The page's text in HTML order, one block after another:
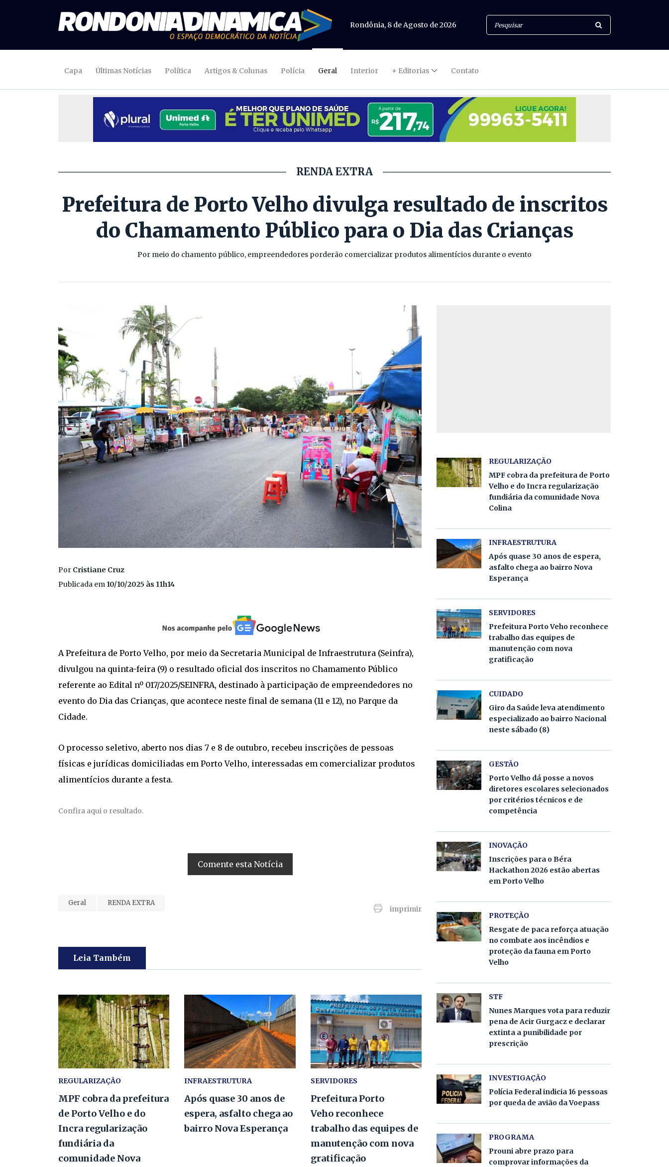
Rondônia, 8 de Agosto de 2026
Capa Últimas Notícias Política Artigos & Colunas Polícia Geral Interior + Editorias Contato
RENDA EXTRA
Prefeitura de Porto Velho divulga resultado de inscritos
do Chamamento Público para o Dia das Crianças
Por meio do chamento público, empreendedores porderão comercializar produtos alimentícios durante o evento
Por Cristiane Cruz
Publicada em 10/10/2025 às 11h14
A Prefeitura de Porto Velho, por meio da Secretaria Municipal de Infraestrutura (Seinfra),
divulgou na quinta-feira (9) o resultado oficial dos inscritos no Chamamento Público
referente ao Edital nº 017/2025/SEINFRA, destinado à participação de empreendedores no
evento do Dia das Crianças, que acontece neste final de semana (11 e 12), no Parque da
Cidade.
O processo seletivo, aberto nos dias 7 e 8 de outubro, recebeu inscrições de pessoas
físicas e jurídicas domiciliadas em Porto Velho, interessadas em comercializar produtos
alimentícios durante a festa.
Confira aqui o resultado.
Comente esta Notícia
Geral RENDA EXTRA
imprimir
Leia Também
REGULARIZAÇÃO
MPF cobra da prefeitura
de Porto Velho e do
Incra regularização
fundiária da
comunidade Nova
INFRAESTRUTURA
Após quase 30 anos de
espera, asfalto chega ao
bairro Nova Esperança
SERVIDORES
Prefeitura Porto
Veho reconhece
trabalho das equipes de
manutenção com nova
gratificação
REGULARIZAÇÃO
MPF cobra da prefeitura de Porto
Velho e do Incra regularização
fundiária da comunidade Nova
Colina
INFRAESTRUTURA
Após quase 30 anos de espera,
asfalto chega ao bairro Nova
Esperança
SERVIDORES
Prefeitura Porto Veho reconhece
trabalho das equipes de
manutenção com nova
gratificação
CUIDADO
Giro da Saúde leva atendimento
especializado ao bairro Nacional
neste sábado (8)
GESTÃO
Porto Velho dá posse a novos
diretores escolares selecionados
por critérios técnicos e de
competência
INOVAÇÃO
Inscrições para o Béra
Hackathon 2026 estão abertas
em Porto Velho
PROTEÇÃO
Resgate de paca reforça atuação
no combate aos incêndios e
proteção da fauna em Porto
Velho
STF
Nunes Marques vota para reduzir
pena de Acir Gurgacz e declarar
extinta a punibilidade por
prescrição
INVESTIGAÇÃO
Polícia Federal indicia 16 pessoas
por queda de avião da Voepass
PROGRAMA
Prouni abre prazo para
comprovar informações da